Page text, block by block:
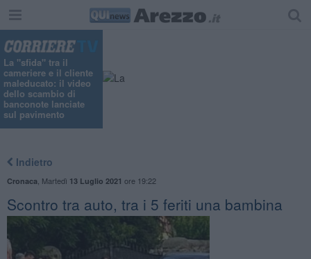
La "sfida" tra il
cameriere e il cliente
maleducato: il video
dello scambio di
banconote lanciate
sul pavimento
Indietro
Cronaca Martedì 13 Luglio 2021 ore 19:22
Scontro tra auto, tra i 5 feriti una bambina